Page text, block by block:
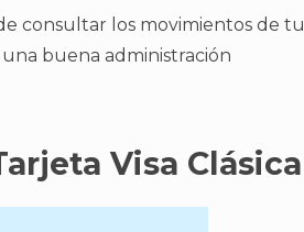
consultar los movimientos de tu
buena administración
Visa Clásica